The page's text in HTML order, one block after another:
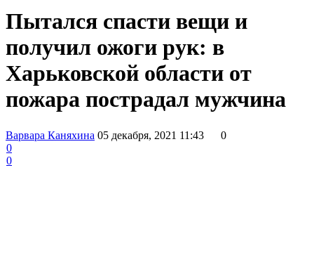
Пытался спасти вещи и
получил ожоги рук: в
Харьковской области от
пожара пострадал мужчина
Варвара Каняхина 05 декабря, 2021 11:43
0
0
0